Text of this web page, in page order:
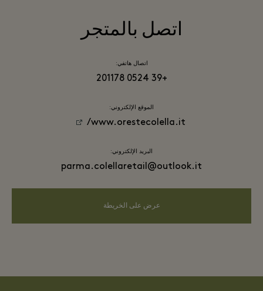
اتصل بالمتجر
اتصال هاتفي:
+39 0524 201178
الموقع الإلكتروني:
www.orestecolella.it/
البريد الإلكتروني:
parma.colellaretail@outlook.it
عرض على الخريطة